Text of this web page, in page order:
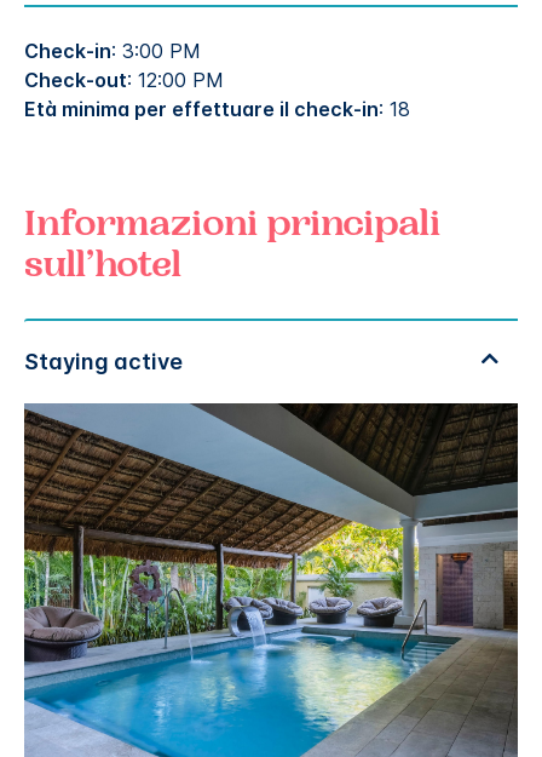
Check-in: 3:00 PM
Check-out: 12:00 PM
Età minima per effettuare il check-in: 18
Informazioni principali
sull’hotel